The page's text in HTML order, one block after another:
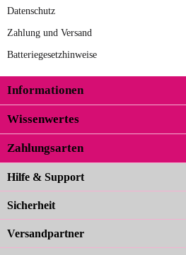
Datenschutz
Zahlung und Versand
Batteriegesetzhinweise
Informationen
Wissenwertes
Zahlungsarten
Hilfe & Support
Sicherheit
Versandpartner